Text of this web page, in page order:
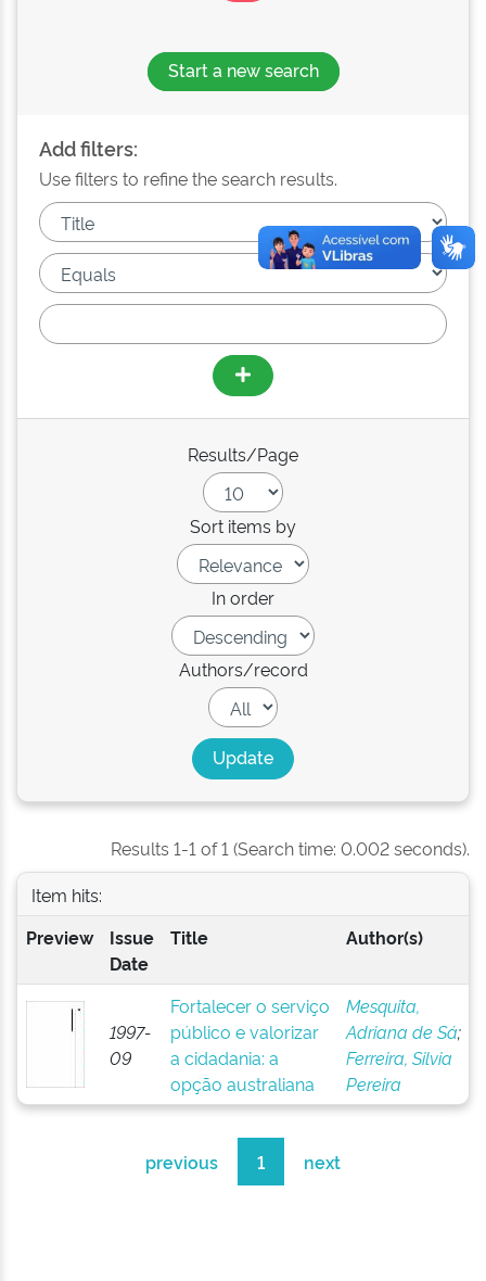
Start a new search
Add filters:
Use filters to refine the search results.
Results/Page
Sort items by
In order
Authors/record
Results 1-1 of 1 (Search time: 0.002 seconds).
Item hits:
Preview
Issue
Date
Title Author(s)
1997-
09
Fortalecer o serviço
público e valorizar
a cidadania: a
opção australiana
Mesquita,
Adriana de Sá;
Ferreira, Silvia
Pereira
previous 1 next